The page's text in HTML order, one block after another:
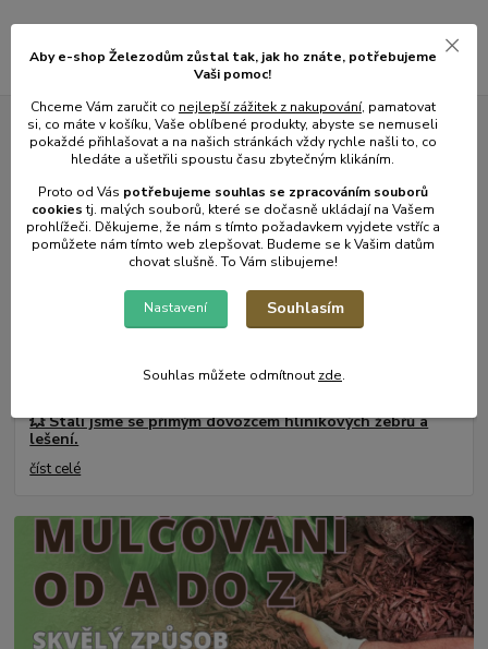
Novinky z našeho blogu
💥 Stali jsme se přímým dovozcem hliníkových žebřů a
lešení.
číst celé
Aby e-shop Železodům zůstal tak, jak ho znáte, potřebujeme
Vaši pomoc!
Chceme Vám zaručit co nejlepší zážitek z nakupování, pamatovat
si, co máte v košíku, Vaše oblíbené produkty, abyste se nemuseli
pokaždé přihlašovat a na našich stránkách vždy rychle našli to, co
hledáte a ušetřili spoustu času zbytečným klikáním.
Proto od Vás potřebujeme souhlas se zpracováním souborů
cookiestj. malých souborů, které se dočasně ukládají na Vašem
prohlížeči. Děkujeme, že nám s tímto požadavkem vyjdete vstříc a
pomůžete nám tímto web zlepšovat. Budeme se k Vašim datům
chovat slušně. To Vám slibujeme!
Nastavení Souhlasím
Souhlas můžete odmítnout zde.